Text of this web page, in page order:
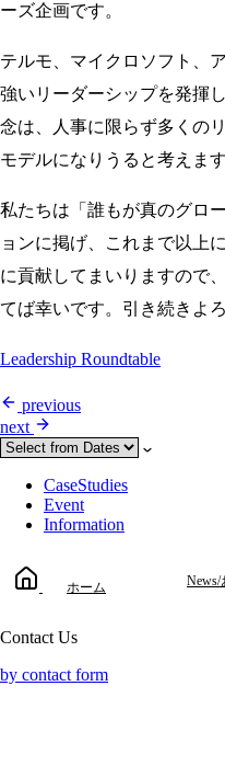
ーズ企画です。
テルモ、マイクロソフト、
強いリーダーシップを発揮
念は、人事に限らず多くの
モデルになりうると考えます
私たちは「誰もが真のグロ
ョンに掲げ、これまで以上
に貢献してまいりますので
てば幸いです。引き続きよ
Leadership Roundtable
previous
next
CaseStudies
Event
Information
ホーム News/
Contact Us
by contact form